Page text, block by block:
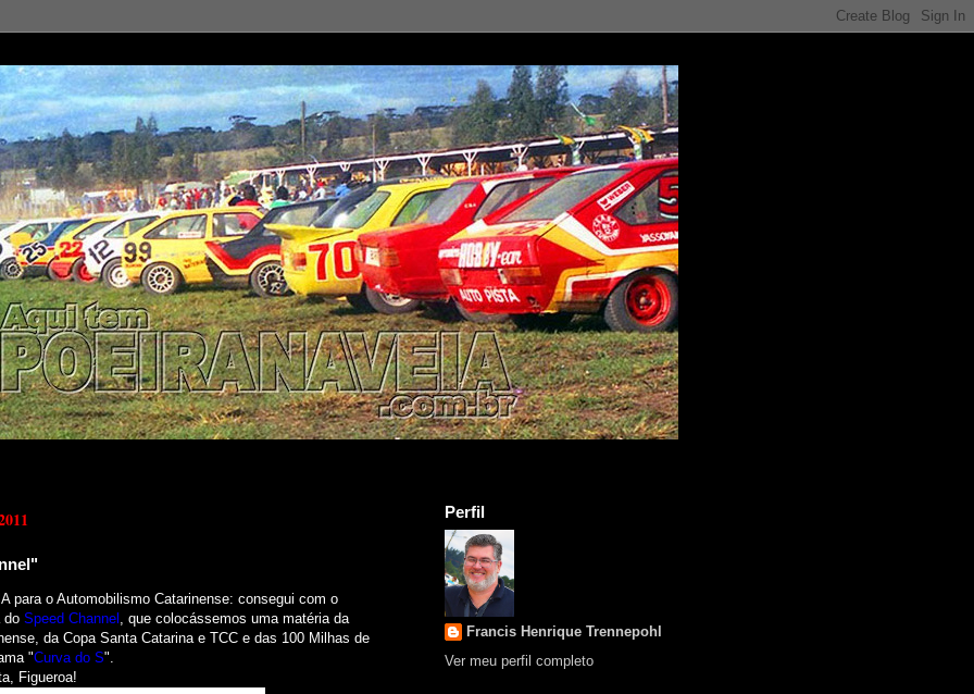
para o Automobilismo Catarinense: consegui com o
do Speed Channel , que colocássemos uma matéria da
da Copa Santa Catarina e TCC e das 100 Milhas de
"Curva do S".
Figueroa!
Perfil
Francis Henrique Trennepohl
Ver meu perfil completo